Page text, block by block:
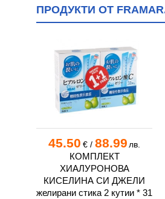
ПРОДУКТИ ОТ
45.50 €/ 88.99 лв.
КОМПЛЕКТ
ХИАЛУРОНОВА
КИСЕЛИНА СИ ДЖЕЛИ
желирани стика 2 кутии * 31